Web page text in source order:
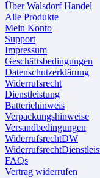
Über Walsdorf Handel
Alle Produkte
Mein Konto
Support
Impressum
Geschäftsbedingungen
Datenschutzerklärung
Widerrufsrecht
Dienstleistung
Batteriehinweis
Verpackungshinweise
Versandbedingungen
WiderrufsrechtDW
FAQs
Vertrag widerrufen